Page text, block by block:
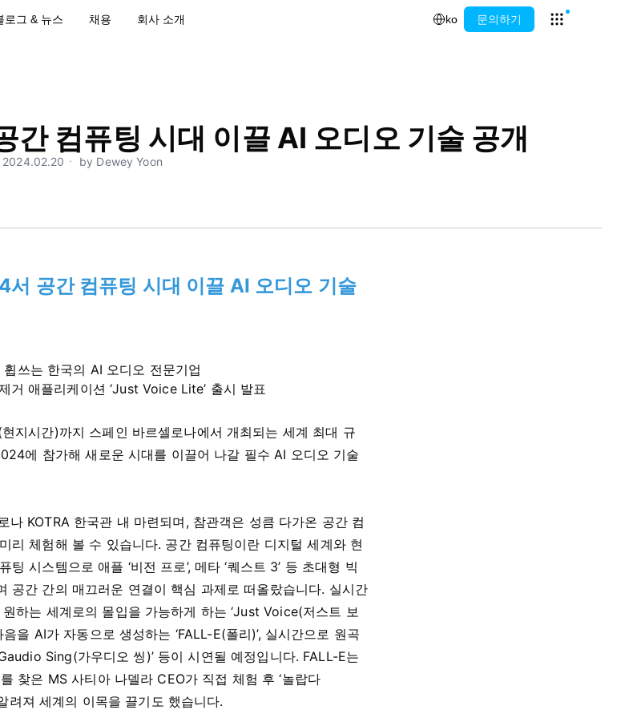
로그 & 뉴스 채용 회사 소개 ko 문의하기
Open app
컴퓨팅 시대 이끌 AI 오디오 기술 공개
2024.02.20ㆍ by Dewey Yoon
공간 컴퓨팅 시대 이끌 AI 오디오 기술
쓰는 한국의 AI 오디오 전문기업
거 애플리케이션 ‘Just Voice Lite’ 출시 발표
지시간)까지 스페인 바르셀로나에서 개최되는 세계 최대 규
에 참가해 새로운 시대를 이끌어 나갈 필수 AI 오디오 기술
나 KOTRA 한국관 내 마련되며, 참관객은 성큼 다가온 공간 컴
리 체험해 볼 수 있습니다. 공간 컴퓨팅이란 디지털 세계와 현
시스템으로 애플 ‘비전 프로’, 메타 ‘퀘스트 3’ 등 초대형 빅
공간 간의 매끄러운 연결이 핵심 과제로 떠올랐습니다. 실시간
하는 세계로의 몰입을 가능하게 하는 ‘Just Voice(저스트 보
을 AI가 자동으로 생성하는 ‘FALL-E(폴리)’, 실시간으로 원곡
Sing(가우디오 씽)’ 등이 시연될 예정입니다. FALL-E는
찾은 MS 사티아 나델라 CEO가 직접 체험 후 ‘놀랍다
려져 세계의 이목을 끌기도 했습니다.